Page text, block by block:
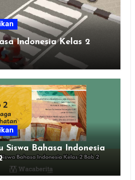
Indonesia Kelas 2
Siswa Bahasa Indonesia